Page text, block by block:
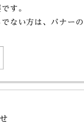
す。
ない方は、バナーの